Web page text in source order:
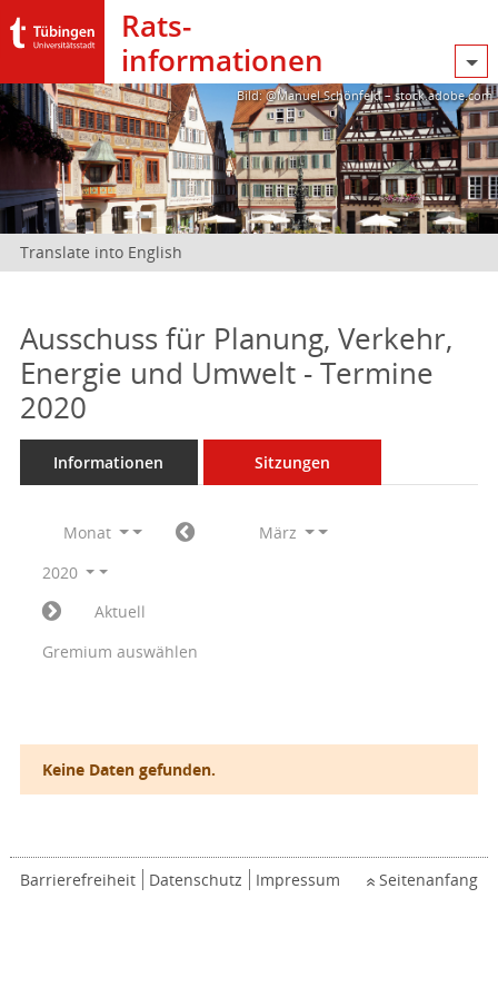
Rats­
informationen
Bild: @Manuel Schönfeld – stock.adobe.com
Translate into English
Ausschuss für Planung, Verkehr,
Energie und Umwelt - Termine
2020
Informationen Sitzungen
Monat
März
2020
Aktuell
Gremium auswählen
Keine Daten gefunden.
Barrierefreiheit Datenschutz Impressum Seitenanfang